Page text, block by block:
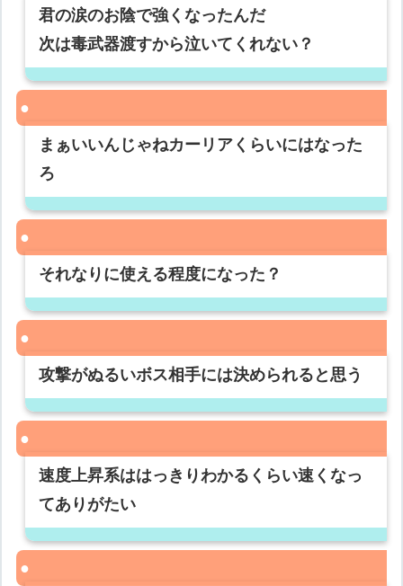
君の涙のお陰で強くなったんだ
次は毒武器渡すから泣いてくれない？
まぁいいんじゃねカーリアくらいにはなった
ろ
それなりに使える程度になった？
攻撃がぬるいボス相手には決められると思う
速度上昇系ははっきりわかるくらい速くなっ
てありがたい